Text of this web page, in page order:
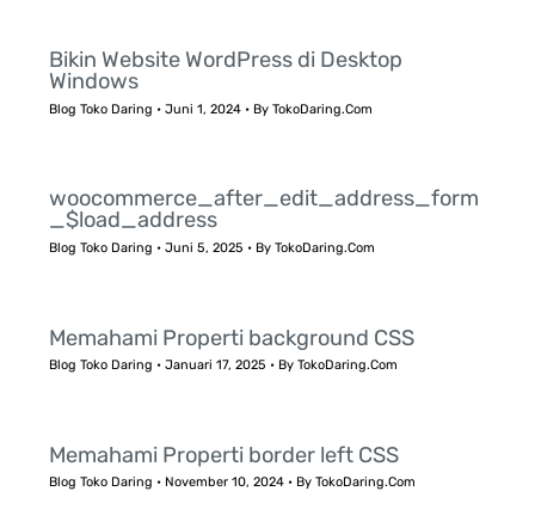
Bikin Website WordPress di Desktop
Windows
Blog Toko Daring •Juni 1, 2024 • ByTokoDaring.Com
woocommerce_after_edit_address_form
_$load_address
Blog Toko Daring •Juni 5, 2025 • ByTokoDaring.Com
Memahami Properti background CSS
Blog Toko Daring •Januari 17, 2025 • ByTokoDaring.Com
Memahami Properti border left CSS
Blog Toko Daring • November 10, 2024 • ByTokoDaring.Com